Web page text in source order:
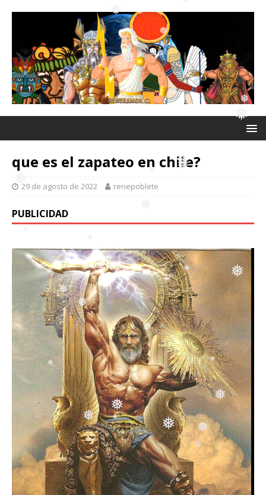
❅
❅
❅ ❅
❅
❅
❅
❅
❅
❅
❅ ❅
❅
❅
❅
❅
❅
❅
❅
❅
❅
❅
❅
❅
que es el zapateo en chile?
29 de agosto de 2022 renepoblete
PUBLICIDAD